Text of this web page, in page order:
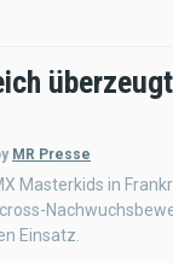
MR Presse
Masterkids in
Einsatz.